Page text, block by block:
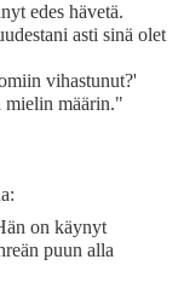
edes hävetä.
asti sinä olet
vihastunut?'
mielin määrin."
on käynyt
puun alla